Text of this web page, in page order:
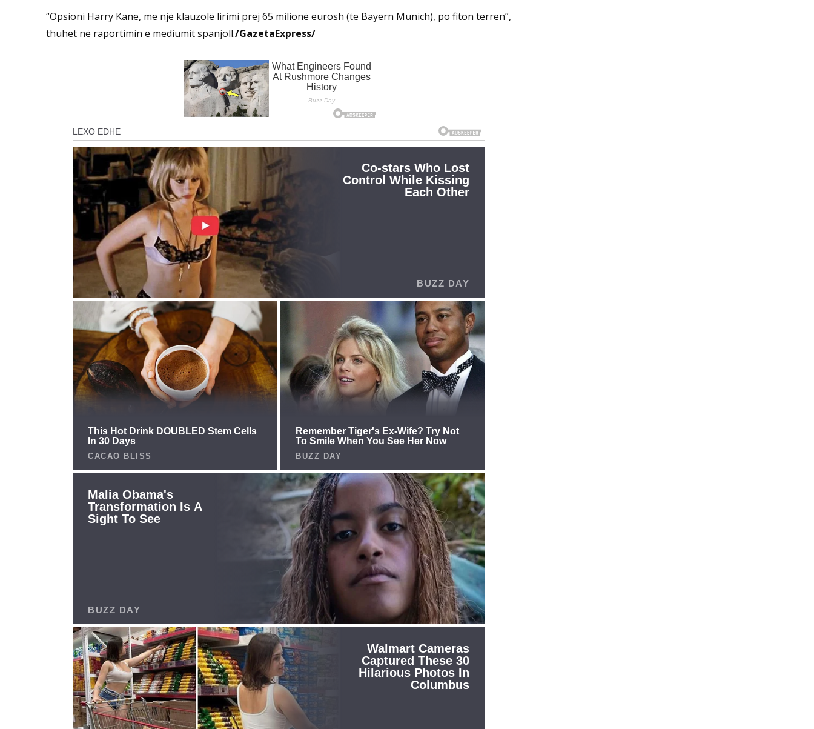
“Opsioni Harry Kane, me një klauzolë lirimi prej 65 milionë eurosh (te Bayern Munich), po fiton terren”,
thuhet në raportimin e mediumit spanjoll./GazetaExpress/